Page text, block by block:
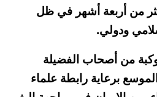
من أربعة أشهر في ظل
ودولي.
من أصحاب الفضيلة
برعاية رابطة علماء